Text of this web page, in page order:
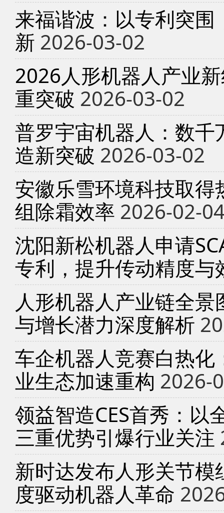
来福谐波：以专利突
新 2026-03-02
2026人形机器人产业
重突破 2026-03-02
普罗宇宙机器人：数
造新突破 2026-03-02
安徽乐雪环境科技取
组除霜效率 2026-02-
沈阳新松机器人申请
专利，提升传动精度与
人形机器人产业链全
与增长潜力深度解析
车企机器人竞赛白热
业生态加速重构 2026-
领益智造CES首秀：以
三重优势引爆行业关注
新时达发布人形关节
度驱动机器人革命